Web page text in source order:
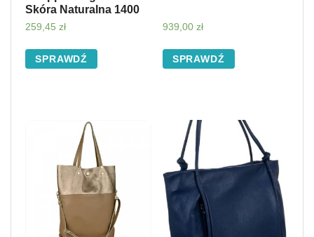
Skóra Naturalna 1400
259,45 zł
SPRAWDŹ
939,00 zł
SPRAWDŹ